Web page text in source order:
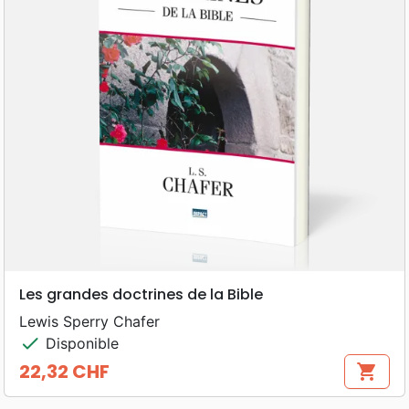
Les grandes doctrines de la Bible
Lewis Sperry Chafer
check Disponible
Prix
22,32 CHF shopping_cart